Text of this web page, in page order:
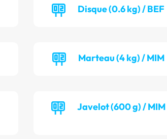
Disque (0.6 kg) / BEF
Marteau (4 kg) / MIM
Javelot (600 g) / MIM